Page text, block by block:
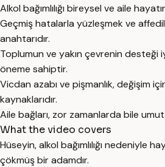
Alkol bağımlılığı bireysel ve aile
Geçmiş hatalarla yüzleşmek ve
anahtarıdır.
Toplumun ve yakın çevrenin desteği
öneme sahiptir.
Vicdan azabı ve pişmanlık, değişim
kaynaklarıdır.
Aile bağları, zor zamanlarda bile
What the video covers
Hüseyin, alkol bağımlılığı nedeniyle
çökmüş bir adamdır.